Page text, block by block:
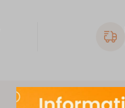
DESCRIPTION